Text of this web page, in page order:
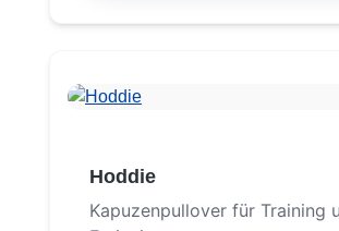
Hoddie
Kapuzenpullover für Training